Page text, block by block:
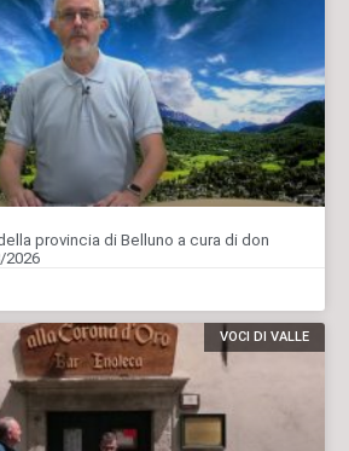
provincia di Belluno a cura di don
2026
VOCI DI VALLE